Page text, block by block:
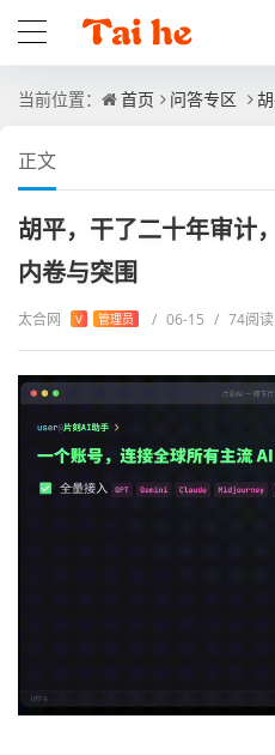
当前位置： 首页 问答专区 胡
正文
胡平，干了二十年审计
内卷与突围
太合网 V 管理员 / 06-15 / 74阅读